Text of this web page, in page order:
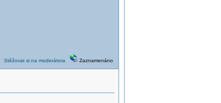
Stěžovat si na moderátora Zaznamenáno